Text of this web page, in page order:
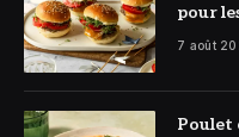
pour
7 août
© DR
Poulet